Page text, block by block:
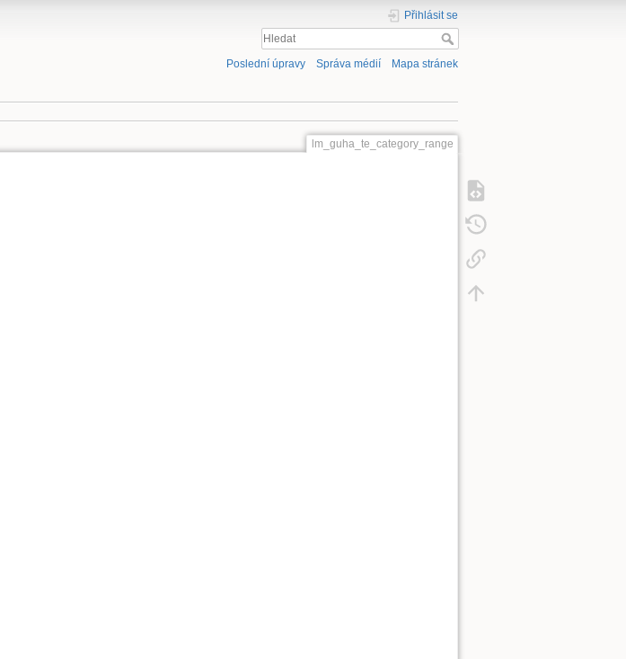
Přihlásit se
Poslední úpravy Správa médií Mapa stránek
lm_guha_te_category_range